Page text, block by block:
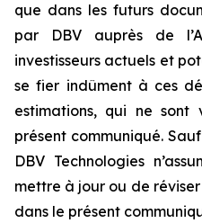
que dans les futurs
par DBV auprès de
investisseurs actuels et
se fier indûment à ces
estimations, qui ne
présent communiqué.
DBV Technologies
mettre à jour ou de
dans le présent